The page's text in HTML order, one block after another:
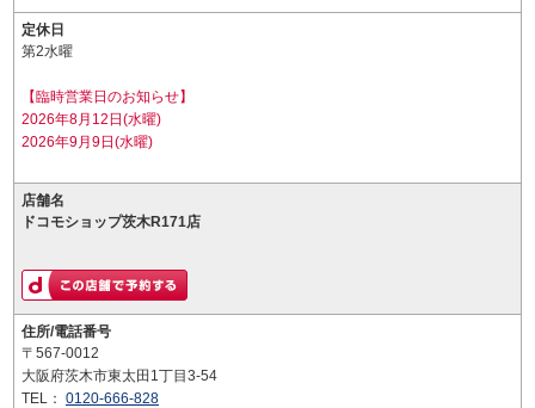
定休日
第2水曜
【臨時営業日のお知らせ】
2026年8月12日(水曜)
2026年9月9日(水曜)
店舗名
ドコモショップ茨木R171店
住所/電話番号
〒567-0012
大阪府茨木市東太田1丁目3-54
TEL： 0120-666-828